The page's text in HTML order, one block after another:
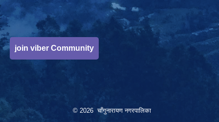
join viber Community
© 2026 चाँगुनारायण नगरपालिका